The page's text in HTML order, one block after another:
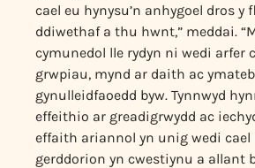
cael eu hynysu’n anhygoel dros y
ddiwethaf a thu hwnt,” meddai.
cymunedol lle rydyn ni wedi arfer
grwpiau, mynd ar daith ac
gynulleidfaoedd byw. Tynnwyd
effeithio ar greadigrwydd ac
effaith ariannol yn unig wedi cael
gerddorion yn cwestiynu a allant